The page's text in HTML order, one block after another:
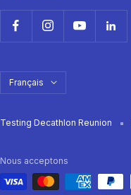
Langue
Français
Testing Decathlon Reunion
Nous acceptons